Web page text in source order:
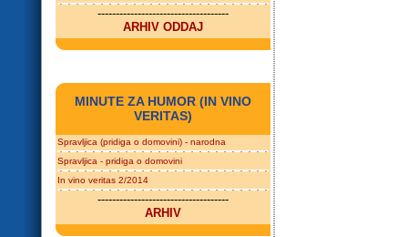
------------------------------------
ARHIV ODDAJ
MINUTE ZA HUMOR (IN VINO
VERITAS)
Spravljica (pridiga o domovini) - narodna
Spravljica - pridiga o domovini
In vino veritas 2/2014
------------------------------------
ARHIV